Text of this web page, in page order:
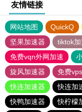
友情链接
网站地图 QuickQ
坚果加速器
tiktok
免费vqn外网加速
旋风加速器
免费
快连加速器
快连加
快鸭加速器
快柠檬